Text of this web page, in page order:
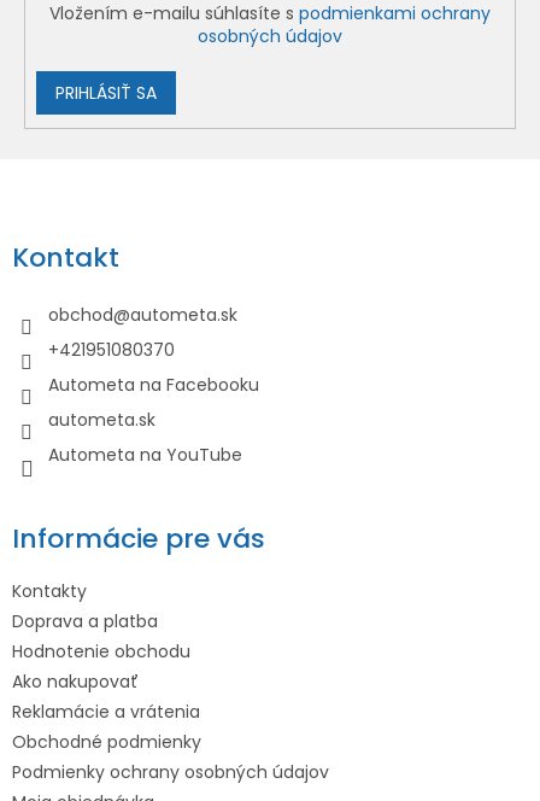
Vložením e-mailu súhlasíte s podmienkami ochrany
osobných údajov
PRIHLÁSIŤ SA
p
äKontakt
obchod@autometa.sk
+421951080370
Autometa na Facebooku
autometa.sk
Autometa na YouTube
Informácie pre vás
Kontakty
Doprava a platba
Hodnotenie obchodu
Ako nakupovať
Reklamácie a vrátenia
Obchodné podmienky
Podmienky ochrany osobných údajov